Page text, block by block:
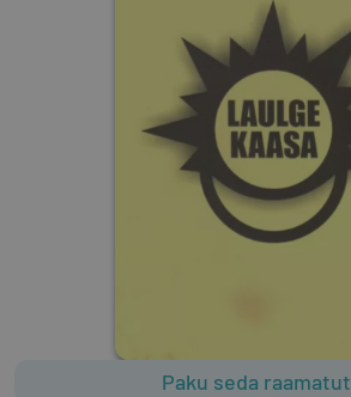
Paku seda raamatut